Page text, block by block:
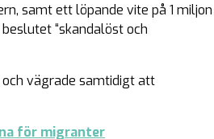
samt ett löpande vite på 1 miljon
“skandalöst och
vägrade samtidigt att
för migranter